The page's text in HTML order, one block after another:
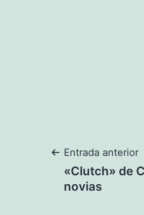
de
Entrada anterior
«Clutch» de
novias